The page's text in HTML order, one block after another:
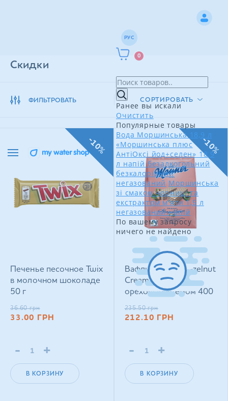
РУС
0
Ранее вы искали
Очистить
Популярные товары
Вода Моршинська 18,9 л
«Моршинська плюс
АнтіОксі йод+селен» 18,9
л напій безалкогольний
безкалорійний
негазований Моршинська
зі смаком чорниці та
екстрактом м'яти 1,5 л
негазований напій
По вашему запросу
ничего не найдено
Скидки
ФИЛЬТРОВАТЬ СОРТИРОВАТЬ
Печенье песочное Twix
в молочном шоколаде
50 г
36.60 грн
33.00 ГРН
- +
В КОРЗИНУ
-10%
Вафли Manner Hazelnut
Cream Filled с
ореховым кремом 400
235.50 грн
212.10 ГРН
- +
В КОРЗИНУ
-10%